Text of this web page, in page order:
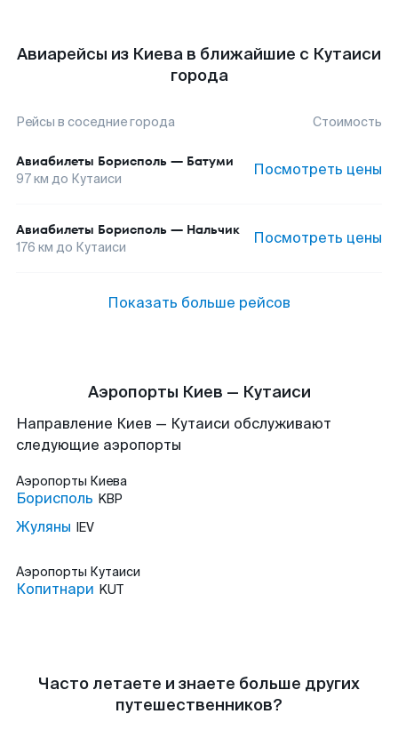
Авиарейсы из Киева в ближайшие с Кутаиси
города
Рейсы в соседние города Стоимость
Авиабилеты Борисполь — Батуми
97км до Кутаиси Посмотреть цены
Авиабилеты Борисполь — Нальчик
176 км до Кутаиси Посмотреть цены
Показать больше рейсов
Аэропорты Киев — Кутаиси
Направление Киев — Кутаиси обслуживают
следующие аэропорты
Аэропорты Киева
Борисполь KBP
Жуляны IEV
Аэропорты Кутаиси
Копитнари KUT
Часто летаете и знаете больше других
путешественников?